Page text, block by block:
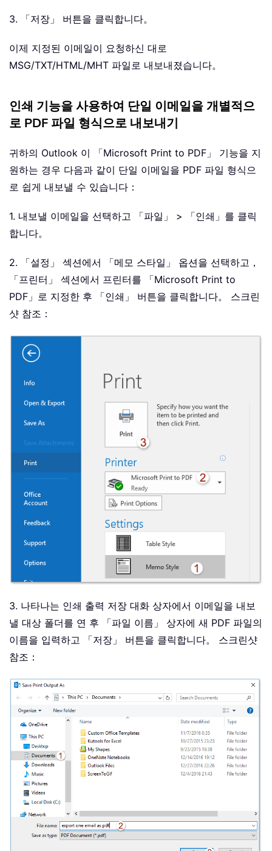
3. 「저장」 버튼을 클릭합니다。
이제 지정된 이메일이 요청하신 대로
MSG/TXT/HTML/MHT 파일로 내보내졌습니다。
인쇄 기능을 사용하여 단일 이메일을 개별적으
로 PDF 파일 형식으로 내보내기
귀하의 Outlook 이 「Microsoft Print to PDF」 기능을 지
원하는 경우 다음과 같이 단일 이메일을 PDF 파일 형식으
로 쉽게 내보낼 수 있습니다：
1. 내보낼 이메일을 선택하고 「파일」 > 「인쇄」를 클릭
합니다。
2. 「설정」 섹션에서 「메모 스타일」 옵션을 선택하고，
「프린터」 섹션에서 프린터를 「Microsoft Print to
PDF」로 지정한 후 「인쇄」 버튼을 클릭합니다。 스크린
샷 참조：
3. 나타나는 인쇄 출력 저장 대화 상자에서 이메일을 내보
낼 대상 폴더를 연 후 「파일 이름」 상자에 새 PDF 파일의
이름을 입력하고 「저장」 버튼을 클릭합니다。 스크린샷
참조：